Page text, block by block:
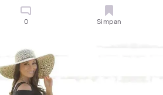
0 Simpan